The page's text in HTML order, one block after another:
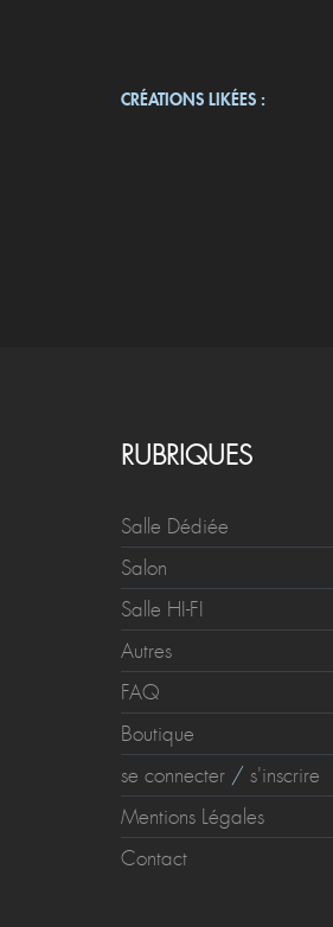
CRÉATIONS LIKÉES :
RUBRIQUES
Salle Dédiée
Salon
Salle HI-FI
Autres
FAQ
Boutique
se connecter / s'inscrire
Mentions Légales
Contact